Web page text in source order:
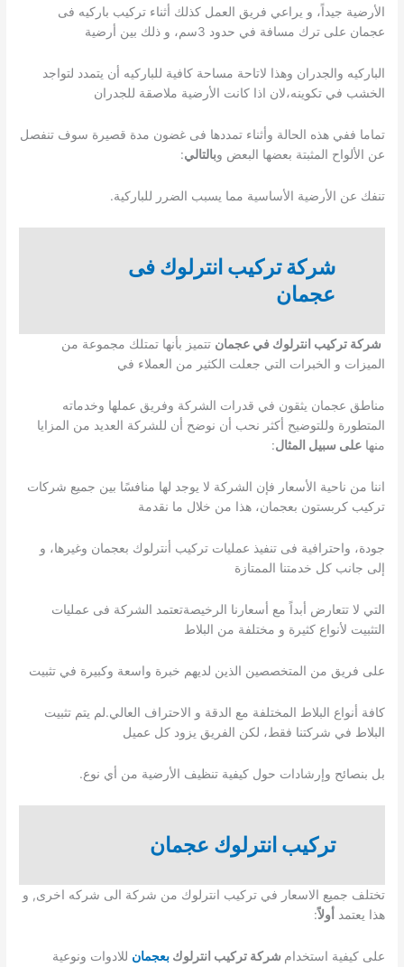
الأرضية جيداً، و يراعي فريق العمل كذلك أثناء تركيب باركيه فى
عجمان على ترك مسافة في حدود 3سم، و ذلك بين أرضية
الباركيه والجدران وهذا لاتاحة مساحة كافية للباركيه أن يتمدد لتواجد
الخشب في تكوينه،لان اذا كانت الأرضية ملاصقة للجدران
تماما ففي هذه الحالة وأثناء تمددها فى غضون مدة قصيرة سوف تنفصل
عن الألواح المثبتة بعضها البعض وبالتالي:
تنفك عن الأرضية الأساسية مما يسبب الضرر للباركية.
شركة تركيب انترلوك فى
عجمان
شركة تركيب انترلوك في عجمان تتميز بأنها تمتلك مجموعة من
الميزات و الخبرات التي جعلت الكثير من العملاء في
مناطق عجمان يثقون في قدرات الشركة وفريق عملها وخدماته
المتطورة وللتوضيح أكثر نحب أن نوضح أن للشركة العديد من المزايا
منهاعلى سبيل المثال:
اننا من ناحية الأسعار فإن الشركة لا يوجد لها منافسًا بين جميع شركات
تركيب كربستون بعجمان، هذا من خلال ما نقدمة
جودة، واحترافية فى تنفيذ عمليات تركيب أنترلوك بعجمان وغيرها، و
إلى جانب كل خدمتنا الممتازة
التي لا تتعارض أبداً مع أسعارنا الرخيصةتعتمد الشركة فى عمليات
التثبيت لأنواع كثيرة و مختلفة من البلاط
على فريق من المتخصصين الذين لديهم خبرة واسعة وكبيرة في تثبيت
كافة أنواع البلاط المختلفة مع الدقة و الاحتراف العالي.لم يتم تثبيت
البلاط في شركتنا فقط، لكن الفريق يزود كل عميل
بل بنصائح وإرشادات حول كيفية تنظيف الأرضية من أي نوع.
تركيب انترلوك عجمان
تختلف جميع الاسعار في تركيب انترلوك من شركة الى شركه اخرى, و
هذا يعتمد
أولاً:
على كيفية استخدام شركة تركيب انترلوكبعجمان للادوات ونوعية